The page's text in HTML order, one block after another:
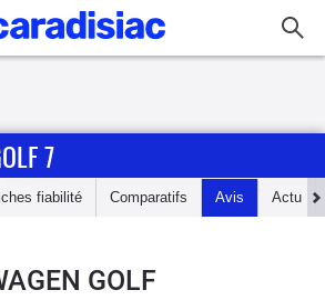
7
fiabilité Comparatifs Avis Actu
GOLF